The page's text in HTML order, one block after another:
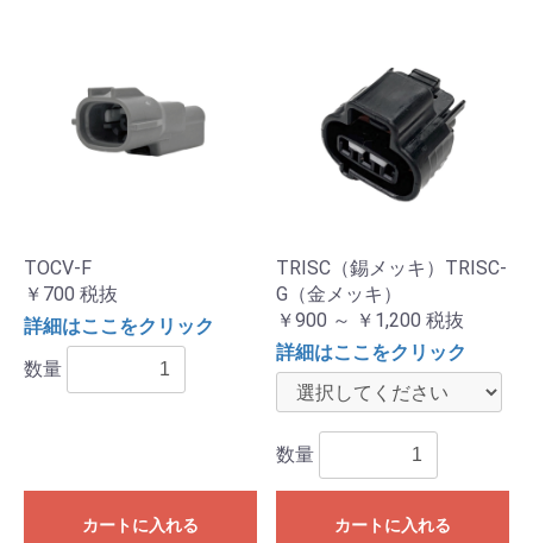
TOCV-F
￥700 税抜
詳細はここをクリック
数量
カートに入れる
TRISC（錫メッキ）TRISC-
G（金メッキ）
￥900 ～ ￥1,200 税抜
詳細はここをクリック
数量
カートに入れる